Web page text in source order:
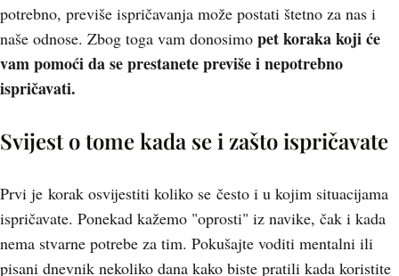
potrebno, previše ispričavanja može postati štetno za nas i
naše odnose. Zbog toga vam donosimo pet koraka koji će
vam pomoći da se prestanete previše i nepotrebno
ispričavati.
Svijest o tome kada se i zašto ispričavate
Prvi je korak osvijestiti koliko se često i u kojim situacijama
ispričavate. Ponekad kažemo "oprosti" iz navike, čak i kada
nema stvarne potrebe za tim. Pokušajte voditi mentalni ili
pisani dnevnik nekoliko dana kako biste pratili kada koristite